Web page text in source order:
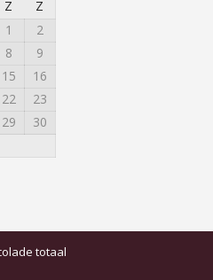
Z
Z
1
2
8
9
15
16
22
23
29
30
totaal